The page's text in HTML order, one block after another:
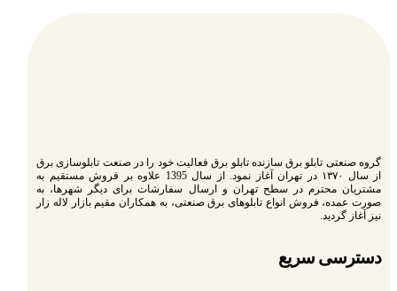
گروه صنعتی تابلو برق سازنده تابلو برق فعالیت خود را در صنعت تابلوسازی برق
از سال ۱۳۷۰ در تهران آغاز نمود. از سال 1395 علاوه بر فروش مستقیم به
مشتریان محترم در سطح تهران و ارسال سفارشات برای دیگر شهرها، به
صورت عمده، فروش انواع تابلوهای برق صنعتی، به همکاران مقیم بازار لاله زار
نیز آغاز گردید.
دسترسی سریع